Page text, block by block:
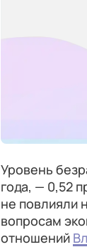
Уровень
года, — 0,52
не повлияли
вопросам
отношений